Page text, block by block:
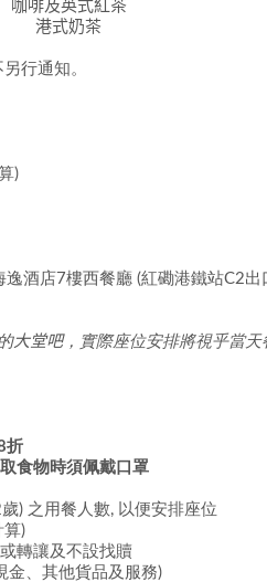
咖啡及英式紅茶
港式奶茶
行通知。
)
酒店7樓西餐廳 (紅磡港鐵站C2出
大堂吧，實際座位安排將視乎當天
折
食物時須佩戴口罩
) 之用餐人數, 以便安排座位
算)
轉讓及不設找贖
金、其他貨品及服務)